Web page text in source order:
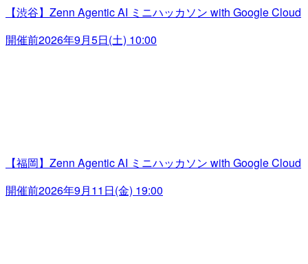
【渋谷】Zenn Agentic AI ミニハッカソン with Google Cloud
開催前2026年9月5日(土) 10:00
【福岡】Zenn Agentic AI ミニハッカソン with Google Cloud
開催前2026年9月11日(金) 19:00